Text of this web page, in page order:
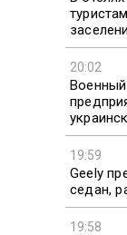
20:02
Военный
19:59
Geely
седан,
19:58